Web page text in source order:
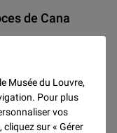
Musée du Louvre,
Pour plus
vos
sur « Gérer
de Cana
chez vous